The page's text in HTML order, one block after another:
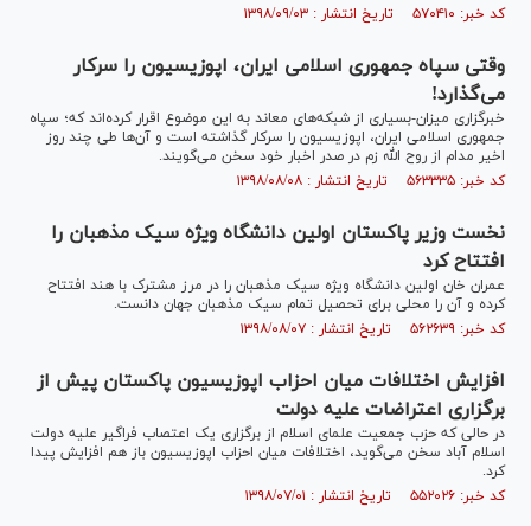
کد خبر: ۵۷۰۴۱۰ تاریخ انتشار : ۱۳۹۸/۰۹/۰۳
وقتی سپاه جمهوری اسلامی ایران، اپوزیسیون را سرکار
می‌گذارد!
خبرگزاری میزان-بسیاری از شبکه‌های معاند به این موضوع اقرار کرده‌اند که؛ سپاه
جمهوری اسلامی ایران، اپوزیسیون را سرکار گذاشته است و آن‌ها طی چند روز
اخیر مدام از روح الله زم در صدر اخبار خود سخن می‌گویند.
کد خبر: ۵۶۳۳۳۵ تاریخ انتشار : ۱۳۹۸/۰۸/۰۸
نخست وزیر پاکستان اولین دانشگاه ویژه سیک مذهبان را
افتتاح کرد
عمران خان اولین دانشگاه ویژه سیک مذهبان را در مرز مشترک با هند افتتاح
کرده و آن را محلی برای تحصیل تمام سیک مذهبان جهان دانست.
کد خبر: ۵۶۲۶۳۹ تاریخ انتشار : ۱۳۹۸/۰۸/۰۷
افزایش اختلافات میان احزاب اپوزیسیون پاکستان پیش از
برگزاری اعتراضات علیه دولت
در حالی که حزب جمعیت علمای اسلام از برگزاری یک اعتصاب فراگیر علیه دولت
اسلام آباد سخن می‌گوید، اختلافات میان احزاب اپوزیسیون باز هم افزایش پیدا
کرد.
کد خبر: ۵۵۲۰۲۶ تاریخ انتشار : ۱۳۹۸/۰۷/۰۱